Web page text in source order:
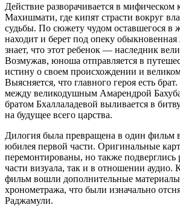
Действие разворачивается в мифическом
Махишмати, где кипят страсти вокруг
судьбы. По сюжету чудом оставшегося в
находит и берет под опеку
знает, что этот ребенок — наследник
Возмужав, юноша отправляется в
истину о своем происхождении и
Выясняется, что главного героя есть
между великодушным Амарендрой
братом Бхаллаладевой выливается в
на будущее всего царства.
Дилогия была превращена в один фильм
юбилея первой части. Оригинальные
перемонтированы, но также подверглись
части визуала, так и в отношении аудио.
фильм вошли дополнительные материалы
хронометража, что были изначально
Раджамули.